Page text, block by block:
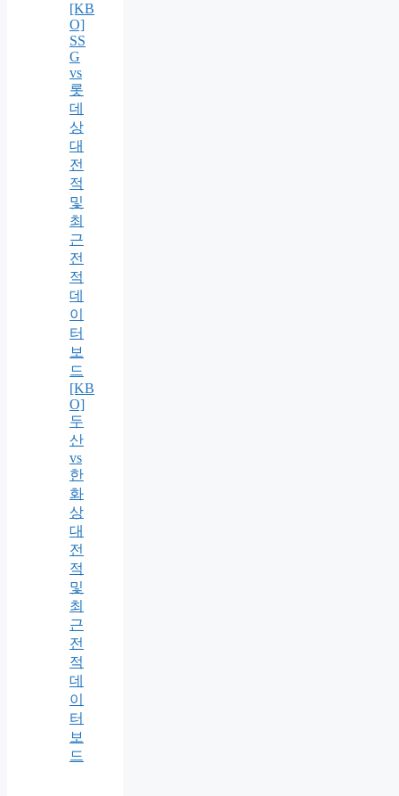
[KB
O]
SS
G
vs
롯
데
상
대
전
적
및
최
근
전
적
데
이
터
보
드
[KB
O]
두
산
vs
한
화
상
대
전
적
및
최
근
전
적
데
이
터
보
드